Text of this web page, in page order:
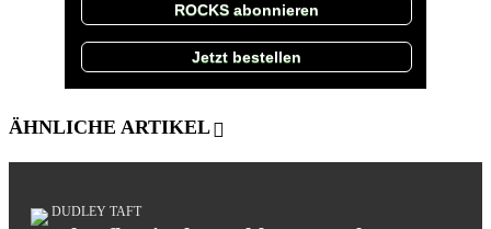
ROCKS abonnieren
Jetzt bestellen
ÄHNLICHE ARTIKEL
DUDLEY TAFT